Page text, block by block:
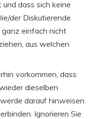
dass sich keine
der Diskutierende
einfach nicht
aus welchen
vorkommen, dass
dieselben
darauf hinweisen
Ignorieren Sie